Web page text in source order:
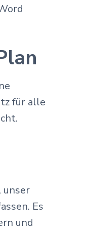
für alle
unser
Es
und